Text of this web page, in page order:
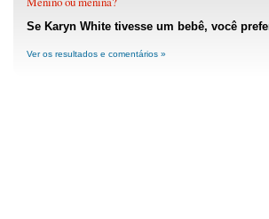
Se Karyn White tivesse um bebê, você
Ver os resultados e comentários »